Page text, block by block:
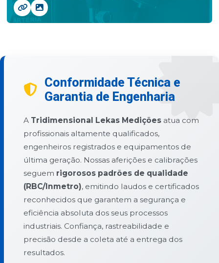
Conformidade Técnica e
Garantia de Engenharia
A Tridimensional Lekas Medições atua com
profissionais altamente qualificados,
engenheiros registrados e equipamentos de
última geração. Nossas aferições e calibrações
seguem rigorosos padrões de qualidade
(RBC/Inmetro), emitindo laudos e certificados
reconhecidos que garantem a segurança e
eficiência absoluta dos seus processos
industriais. Confiança, rastreabilidade e
precisão desde a coleta até a entrega dos
resultados.